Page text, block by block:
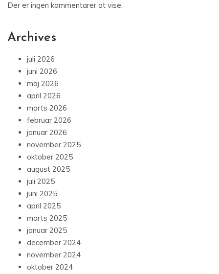
Der er ingen kommentarer at vise.
Archives
juli 2026
juni 2026
maj 2026
april 2026
marts 2026
februar 2026
januar 2026
november 2025
oktober 2025
august 2025
juli 2025
juni 2025
april 2025
marts 2025
januar 2025
december 2024
november 2024
oktober 2024